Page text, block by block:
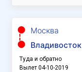
Москва
Владивосток
Туда и обратно
Вылет 04-10-2019